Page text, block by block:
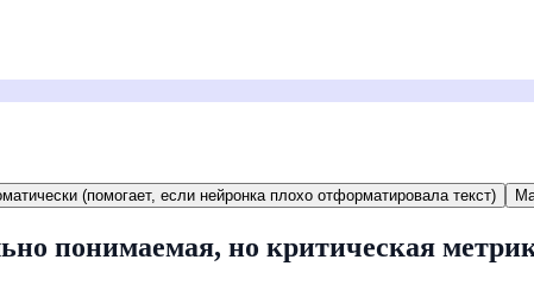
(помогает, если нейронка плохо отформатировала текст)
понимаемая, но критическая